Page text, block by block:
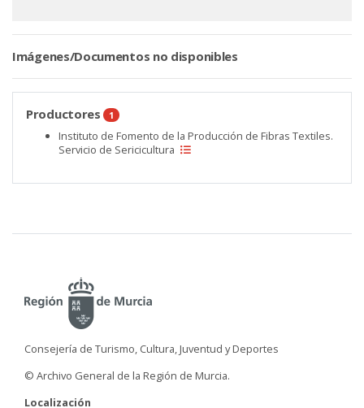
Imágenes/Documentos no disponibles
Productores 1
Instituto de Fomento de la Producción de Fibras Textiles.
Servicio de Sericicultura
Consejería de Turismo, Cultura, Juventud y Deportes
© Archivo General de la Región de Murcia.
Localización